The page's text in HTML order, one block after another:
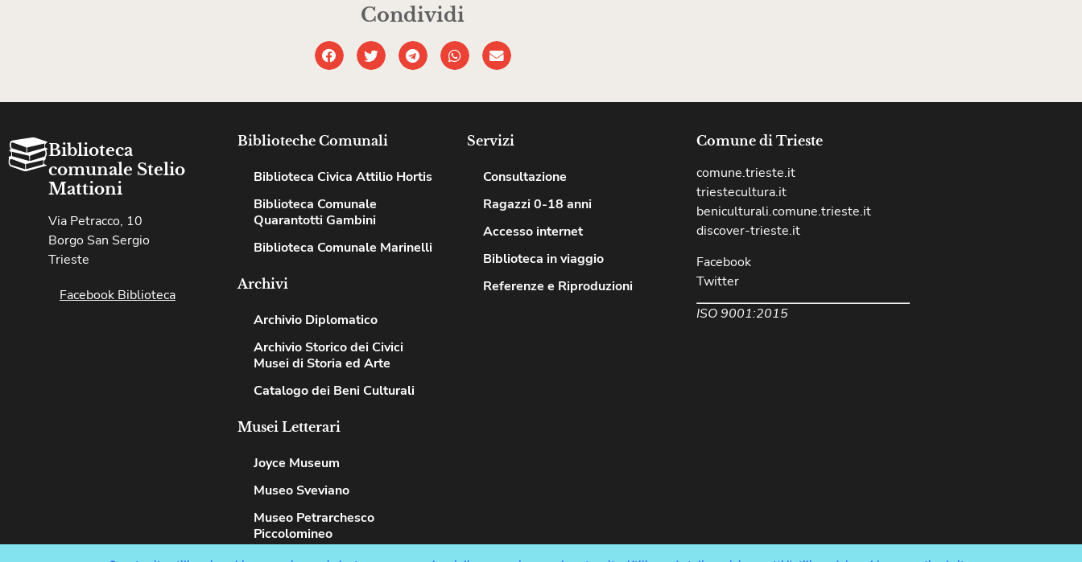
Condividi
Biblioteca
comunale Stelio
Mattioni
Via Petracco, 10
Borgo San Sergio
Trieste
Facebook Biblioteca
Biblioteche Comunali
Biblioteca Civica Attilio Hortis
Biblioteca Comunale
Quarantotti Gambini
Biblioteca Comunale Marinelli
Archivi
Archivio Diplomatico
Archivio Storico dei Civici
Musei di Storia ed Arte
Catalogo dei Beni Culturali
Musei Letterari
Joyce Museum
Museo Sveviano
Museo Petrarchesco
Piccolomineo
Servizi
Consultazione
Ragazzi 0-18 anni
Accesso internet
Biblioteca in viaggio
Referenze e Riproduzioni
Comune di Trieste
comune.trieste.it
triestecultura.it
beniculturali.comune.trieste.it
discover-trieste.it
Facebook
Twitter
ISO 9001:2015